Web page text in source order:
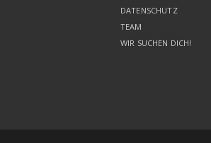
DATENSCHUTZ
TEAM
WIR SUCHEN DICH!